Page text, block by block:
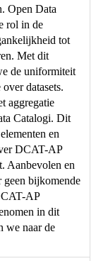
Open Data
rol in de
tot
Met dit
de uniformiteit
datasets.
aggregatie
Catalogi. Dit
en
DCAT-AP
Aanbevolen en
bijkomende
AP
in dit
we naar de